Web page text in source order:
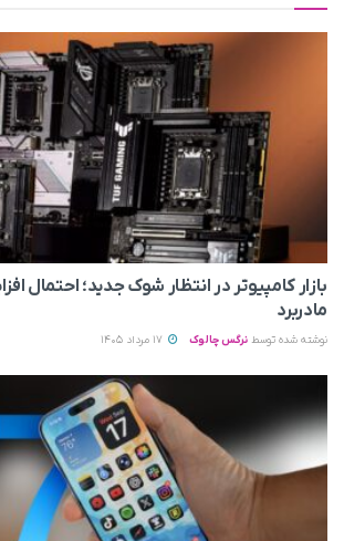
بازار کامپیوتر در انتظار شوک جدید؛ احتمال
مادربرد
نوشته شده توسط نرگس چالوک